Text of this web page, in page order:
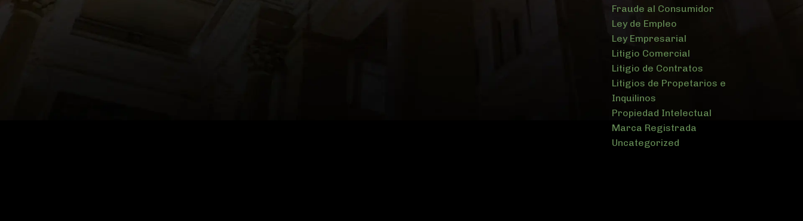
Fraude al Consumidor
Ley de Empleo
Ley Empresarial
Litigio Comercial
Litigio de Contratos
Litigios de Propetarios e
Inquilinos
Propiedad Intelectual
Marca Registrada
Uncategorized